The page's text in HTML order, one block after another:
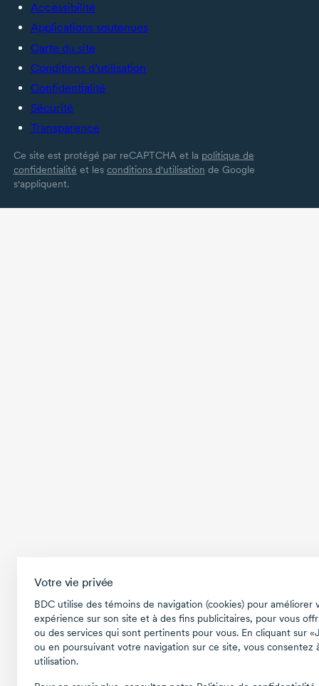
Votre vie privée
BDC utilise des témoins de navigation (cookies) pour améliorer
expérience sur son site et à des fins publicitaires, pour vous
ou des services qui sont pertinents pour vous. En cliquant sur
ou en poursuivant votre navigation sur ce site, vous consentez
utilisation.
Accessibilité
Applications soutenues
Carte du site
Conditions d’utilisation
Confidentialité
Sécurité
Transparence
Ce site est protégé par reCAPTCHA et la politique de
confidentialité et les conditions d'utilisation de Google
s'appliquent.